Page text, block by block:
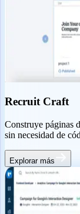
Recruit Craft
Construye páginas
sin necesidad de
Explorar más